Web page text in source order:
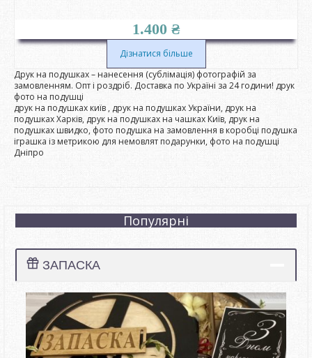
1.400 ₴
Дізнатися більше
Друк на подушках – нанесення (сублімація) фотографій за
замовленням. Опт і роздріб. Доставка по Україні за 24 години! друк
фото на подушці
друк на подушках київ , друк на подушках України, друк на
подушках Харків, друк на подушках на чашках Київ, друк на
подушках швидко, фото подушка на замовлення в коробці подушка
іграшка із метрикою для немовлят подарунки, фото на подушці
Дніпро
Популярні
ЗАПАСКА